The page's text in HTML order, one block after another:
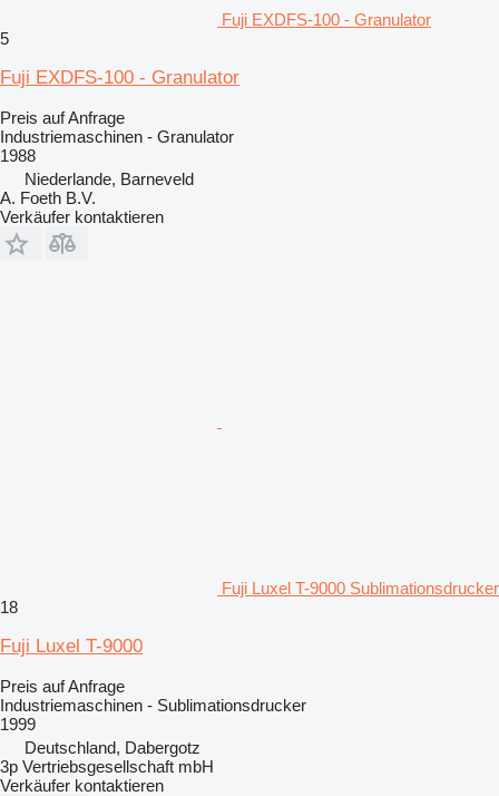
Fuji EXDFS-100 - Granulator
5
Fuji EXDFS-100 - Granulator
Preis auf Anfrage
Industriemaschinen - Granulator
1988
Niederlande, Barneveld
A. Foeth B.V.
Verkäufer kontaktieren
Fuji Luxel T-9000 Sublimationsdrucker
18
Fuji Luxel T-9000
Preis auf Anfrage
Industriemaschinen - Sublimationsdrucker
1999
Deutschland, Dabergotz
3p Vertriebsgesellschaft mbH
Verkäufer kontaktieren